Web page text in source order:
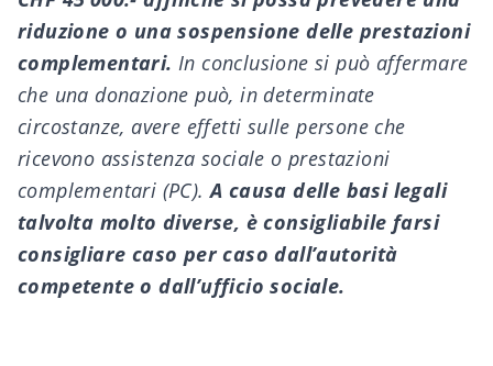
riduzione o una sospensione delle prestazioni
complementari. In conclusione si può affermare
che una donazione può, in determinate
circostanze, avere effetti sulle persone che
ricevono assistenza sociale o prestazioni
complementari (PC).A causa delle basi legali
talvolta molto diverse, è consigliabile farsi
consigliare caso per caso dall’autorità
competente o dall’ufficio sociale.